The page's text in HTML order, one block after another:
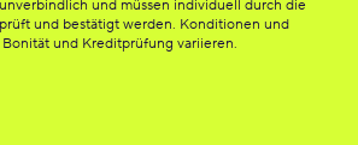
und müssen individuell durch die
und bestätigt werden. Konditionen und
und Kreditprüfung variieren.